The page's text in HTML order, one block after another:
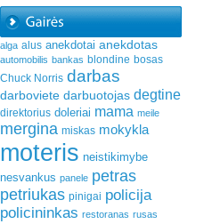
alga alus anekdotai anekdotas
automobilis bankas blondine bosas
Chuck Norris darbas
darboviete darbuotojas degtine
direktorius doleriai mama meile
mergina miskas mokykla
moteris neistikimybe
nesvankus panele petras
petriukas pinigai policija
policininkas restoranas rusas